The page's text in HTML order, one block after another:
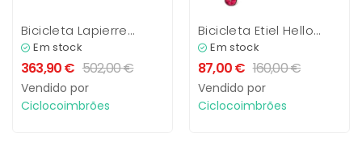
Bicicleta Lapierre
Trekking 1.0 Senhora
Em stock
363,90€ 502,00€
Vendido por
Ciclocoimbrões
Bicicleta Etiel Hello
MyMy 16″
Em stock
87,00€ 160,00€
Vendido por
Ciclocoimbrões